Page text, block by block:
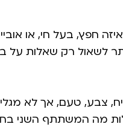
חפץ, בעל חי, או
לשאול רק שאלות על
צבע, טעם, אך לא
מה המשתתף השני